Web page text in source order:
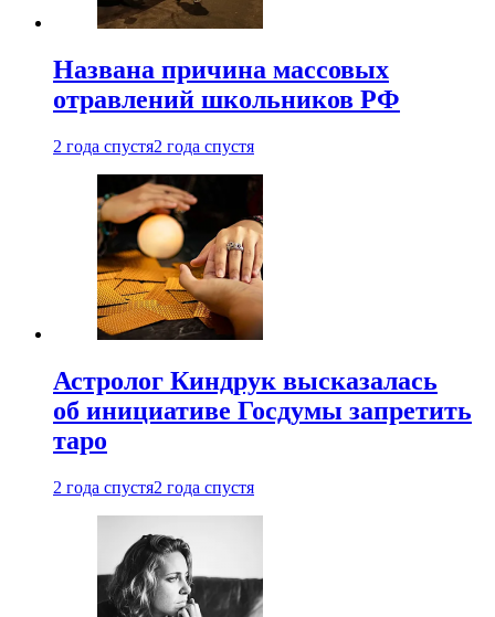
Названа причина массовых
отравлений школьников РФ
2 года спустя2 года спустя
Астролог Киндрук высказалась
об инициативе Госдумы запретить
таро
2 года спустя2 года спустя